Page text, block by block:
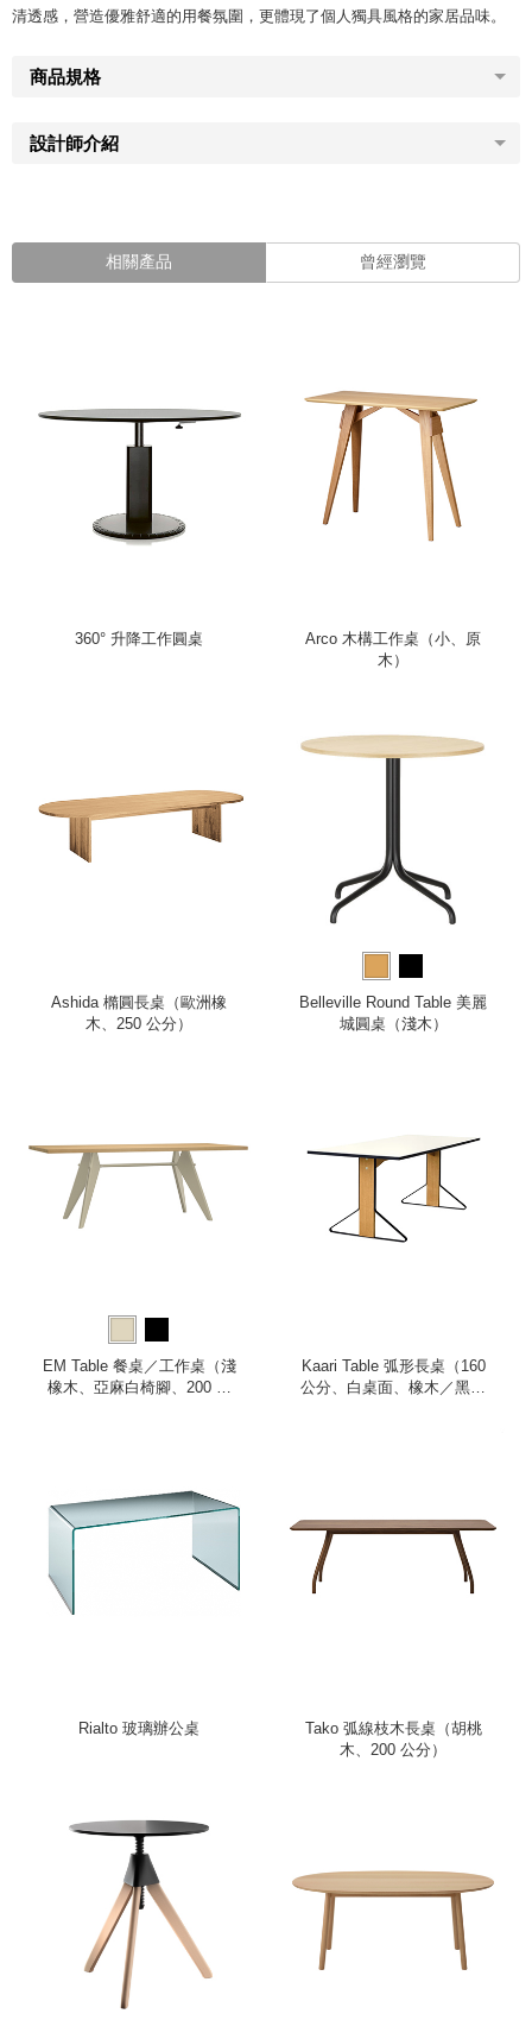
清透感，營造優雅舒適的用餐氛圍，更體現了個人獨具風格的家居品味。
商品規格
設計師介紹
相關產品 曾經瀏覽
360° 升降工作圓桌
Arco 木構工作桌（小、原
木）
Ashida 橢圓長桌（歐洲橡
木、250 公分）
Belleville Round Table 美麗
城圓桌（淺木）
EM Table 餐桌／工作桌（淺
橡木、亞麻白椅腳、200 公
Kaari Table 弧形長桌（160
公分、白桌面、橡木／黑鋼
Rialto 玻璃辦公桌
Tako 弧線枝木長桌（胡桃
木、200 公分）